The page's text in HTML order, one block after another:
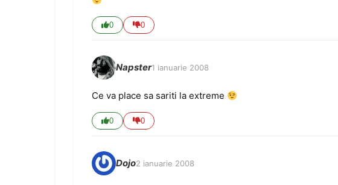
0 0
Napster1 ianuarie 2008
Ce va place sa sariti la extreme
0 0
Dojo2 ianuarie 2008